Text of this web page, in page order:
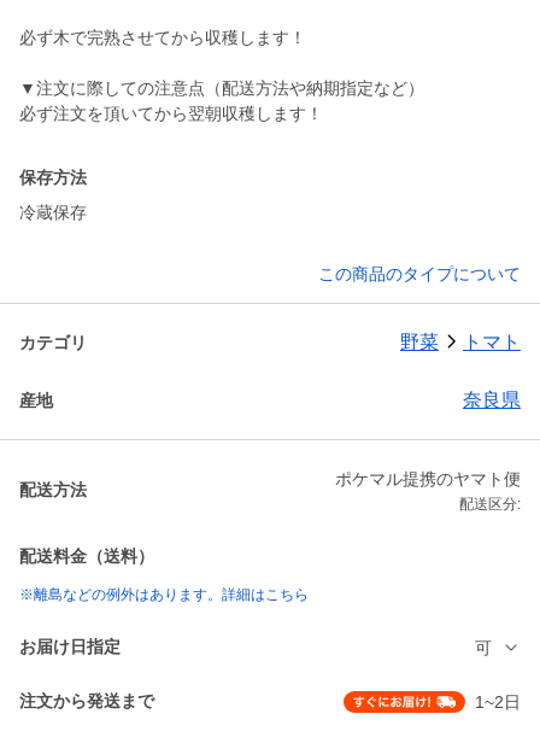
必ず木で完熟させてから収穫します！
▼注文に際しての注意点（配送方法や納期指定など）
保存方法
冷蔵保存
この商品のタイプについて
カテゴリ 野菜 トマト
産地 奈良県
配送方法
ポケマル提携のヤマト便
配送区分:
配送料金（送料）
※離島などの例外はあります。詳細はこちら
お届け日指定 可
注文から発送まで 1~2日